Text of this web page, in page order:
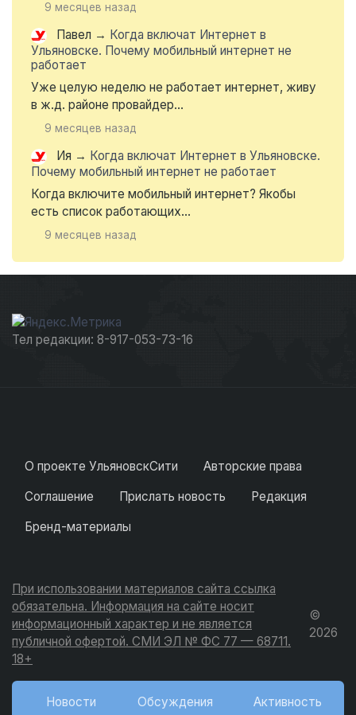
9 месяцев назад
Павел → Когда включат Интернет в
Ульяновске. Почему мобильный интернет не
работает
Уже целую неделю не работает интернет, живу
в ж.д. районе провайдер...
9 месяцев назад
Ия → Когда включат Интернет в Ульяновске.
Почему мобильный интернет не работает
Когда включите мобильный интернет? Якобы
есть список работающих...
9 месяцев назад
Тел редакции: 8-917-053-73-16
О проекте УльяновскСити
Авторские права
Соглашение
Прислать новость
Редакция
Бренд-материалы
При использовании материалов сайта ссылка
обязательна. Информация на сайте носит
информационный характер и не является
публичной офертой. СМИ ЭЛ № ФС 77 — 68711.
18+
©
2026
Новости Обсуждения Активность